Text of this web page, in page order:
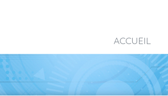
ACCUEIL